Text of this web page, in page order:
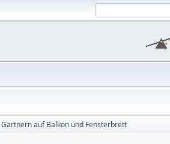
auf Balkon und Fensterbrett